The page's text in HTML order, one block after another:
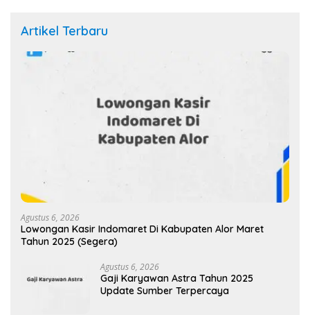
Artikel Terbaru
Agustus 6, 2026
Lowongan Kasir Indomaret Di Kabupaten Alor Maret
Tahun 2025 (Segera)
Agustus 6, 2026
Gaji Karyawan Astra Tahun 2025
Update Sumber Terpercaya